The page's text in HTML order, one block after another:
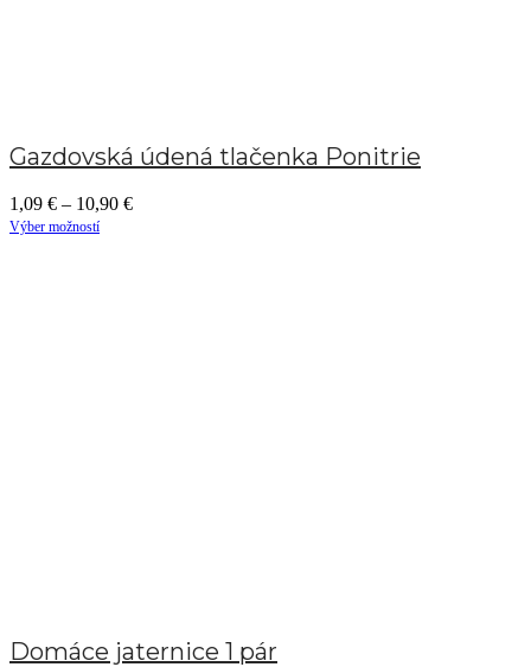
Gazdovská údená tlačenka Ponitrie
1,09 € – 10,90 €
Výber možností
Domáce jaternice 1 pár